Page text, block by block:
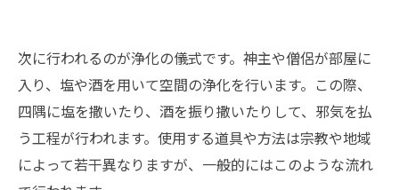
次に行われるのが浄化の儀式です。神主や僧侶が部屋に
入り、塩や酒を用いて空間の浄化を行います。この際、
四隅に塩を撒いたり、酒を振り撒いたりして、邪気を払
う工程が行われます。使用する道具や方法は宗教や地域
によって若干異なりますが、一般的にはこのような流れ